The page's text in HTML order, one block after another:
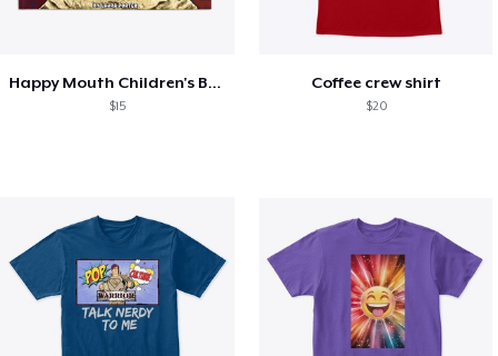
Happy Mouth Children's Book
$15
Coffee crew shirt
$20